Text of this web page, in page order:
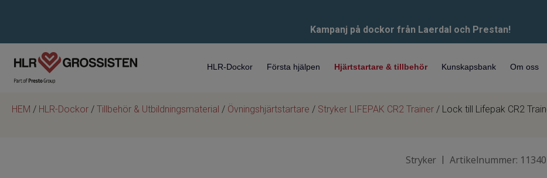
Kampanj på dockor från Laerdal och Prestan!
HLR-Dockor Första hjälpen Hjärtstartare & tillbehör Kunskapsbank Om oss
HEM / HLR-Dockor / Tillbehör & Utbildningsmaterial / Övningshjärtstartare / Stryker LIFEPAK CR2 Trainer / Lock till Lifepak CR2
Stryker | Artikelnummer: